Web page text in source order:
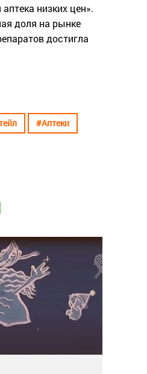
низких цен».
доля на рынке
достигла
#Аптеки